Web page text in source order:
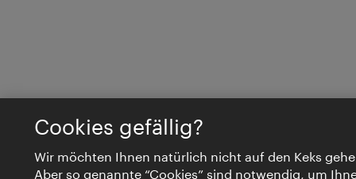
Cookies gefällig?
Wir möchten Ihnen natürlich nicht auf den Keks
Aber so genannte “Cookies” sind notwendig, um